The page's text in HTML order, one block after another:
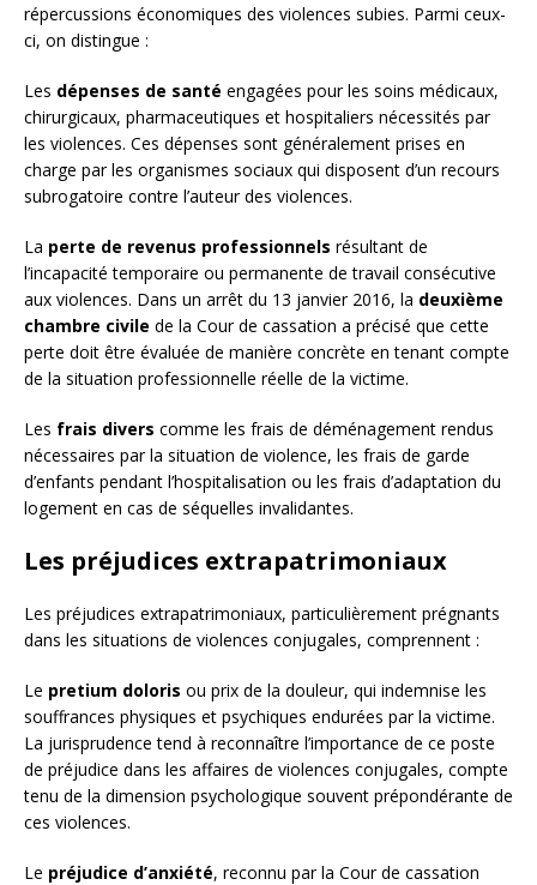
répercussions économiques des violences subies. Parmi ceux-
ci, on distingue :
Les dépenses de santé engagées pour les soins médicaux,
chirurgicaux, pharmaceutiques et hospitaliers nécessités par
les violences. Ces dépenses sont généralement prises en
charge par les organismes sociaux qui disposent d’un recours
subrogatoire contre l’auteur des violences.
La perte de revenus professionnels résultant de
l’incapacité temporaire ou permanente de travail consécutive
aux violences. Dans un arrêt du 13 janvier 2016, la deuxième
chambre civile de la Cour de cassation a précisé que cette
perte doit être évaluée de manière concrète en tenant compte
de la situation professionnelle réelle de la victime.
Les frais divers comme les frais de déménagement rendus
nécessaires par la situation de violence, les frais de garde
d’enfants pendant l’hospitalisation ou les frais d’adaptation du
logement en cas de séquelles invalidantes.
Les préjudices extrapatrimoniaux
Les préjudices extrapatrimoniaux, particulièrement prégnants
dans les situations de violences conjugales, comprennent :
Le pretium doloris ou prix de la douleur, qui indemnise les
souffrances physiques et psychiques endurées par la victime.
La jurisprudence tend à reconnaître l’importance de ce poste
de préjudice dans les affaires de violences conjugales, compte
tenu de la dimension psychologique souvent prépondérante de
ces violences.
Le préjudice d’anxiété, reconnu par la Cour de cassation